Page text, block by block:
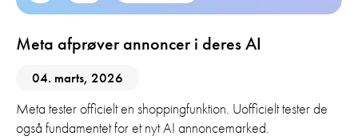
Meta afprøver annoncer i deres AI
04. marts, 2026
Meta tester officielt en shoppingfunktion. Uofficielt tester de
også fundamentet for et nyt AI annoncemarked.